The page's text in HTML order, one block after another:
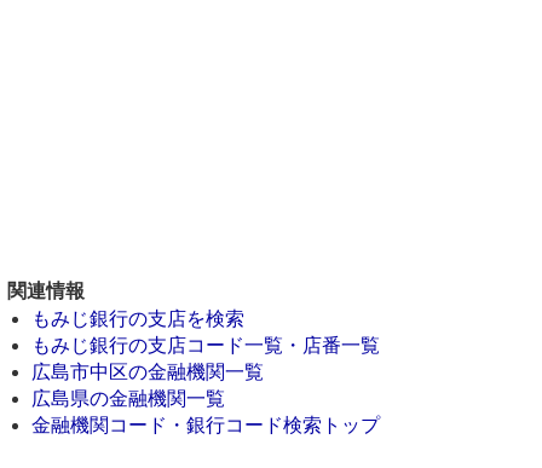
関連情報
もみじ銀行の支店を検索
もみじ銀行の支店コード一覧・店番一覧
広島市中区の金融機関一覧
広島県の金融機関一覧
金融機関コード・銀行コード検索トップ